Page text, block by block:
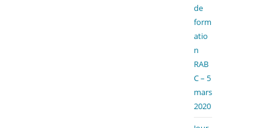
de
form
atio
n
RAB
C – 5
mars
2020